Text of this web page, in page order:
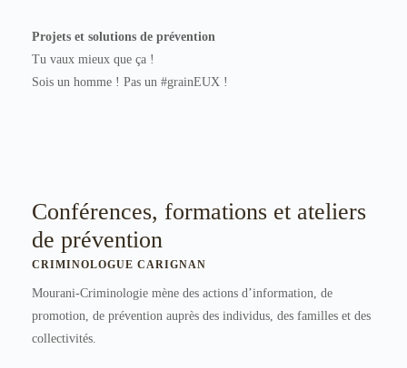
Projets et solutions de prévention
Tu vaux mieux que ça !
Sois un homme ! Pas un #grainEUX !
Conférences, formations et ateliers
de prévention
CRIMINOLOGUE CARIGNAN
Mourani-Criminologie mène des actions d’information, de
promotion, de prévention auprès des individus, des familles et des
collectivités.